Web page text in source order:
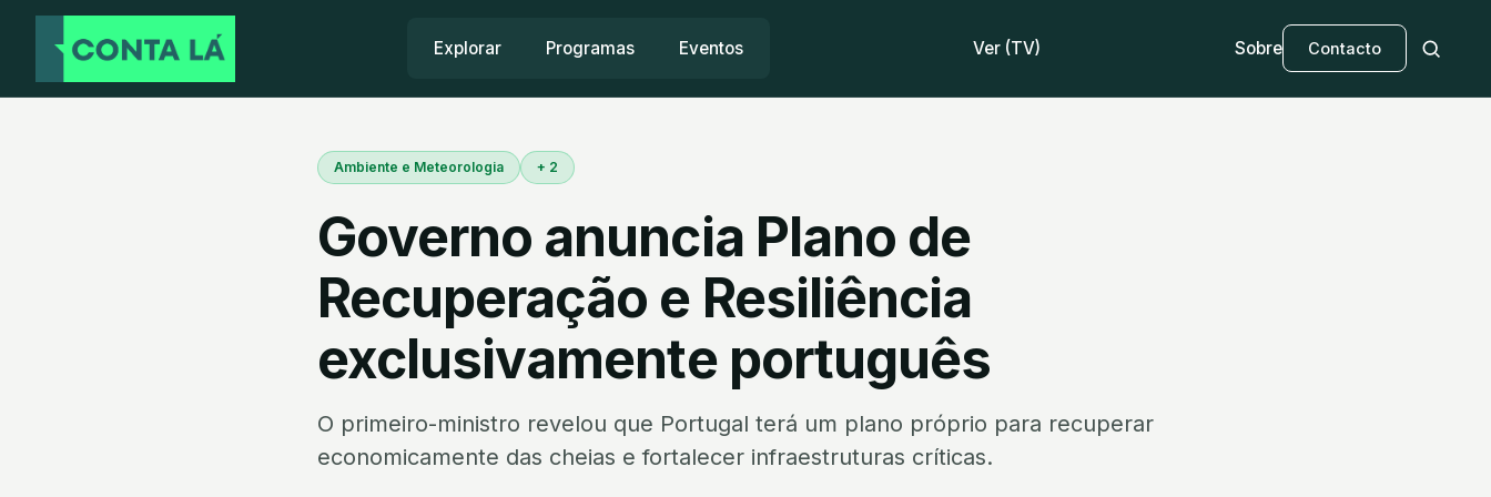
Explorar Programas Eventos Ver (TV) Sobre Contacto
Ambiente e Meteorologia + 2
Governo anuncia Plano de
Recuperação e Resiliência
exclusivamente português
O primeiro-ministro revelou que Portugal terá um plano próprio para recuperar
economicamente das cheias e fortalecer infraestruturas críticas.